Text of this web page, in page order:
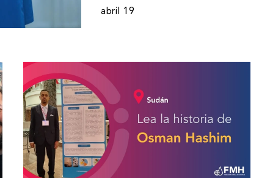
incorporación de nuevos
abril 19